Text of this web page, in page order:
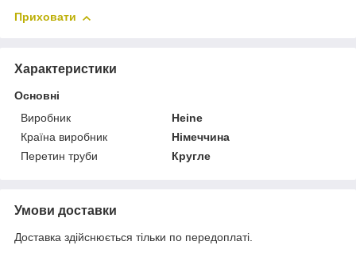
Приховати
Характеристики
Основні
Виробник
Heine
Країна виробник
Німеччина
Перетин труби
Кругле
Умови доставки
Доставка здійснюється тільки по передоплаті.